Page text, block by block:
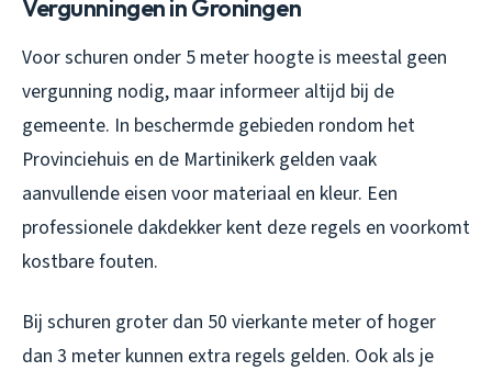
Vergunningen in Groningen
Voor schuren onder 5 meter hoogte is meestal geen
vergunning nodig, maar informeer altijd bij de
gemeente. In beschermde gebieden rondom het
Provinciehuis en de Martinikerk gelden vaak
aanvullende eisen voor materiaal en kleur. Een
professionele dakdekker kent deze regels en voorkomt
kostbare fouten.
Bij schuren groter dan 50 vierkante meter of hoger
dan 3 meter kunnen extra regels gelden. Ook als je